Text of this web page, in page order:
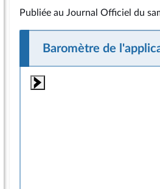
Publiée au Journal Officiel du
Baromètre de